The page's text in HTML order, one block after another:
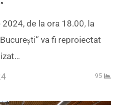
de la ora 18.00, la
va fi reproiectat
95